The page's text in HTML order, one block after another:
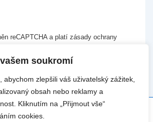
soukromí
abychom zlepšili váš uživatelský zážitek,
obsah nebo reklamy a
Kliknutím na „Přijmout vše“
cookies.
reCAPTCHA a platí zásady ochrany